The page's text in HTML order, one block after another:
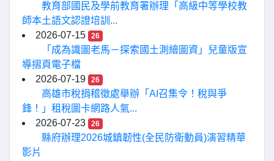
教育部國民及學前教育署辦理「高級中等學校教
師本土語文認證培訓...
2026-07-15
26
「成為識圖老馬－探索國土測繪圖資」兒童版宣
導摺頁電子檔
2026-07-19
26
高雄市稅捐稽徵處舉辦「AI召集令！稅與爭
鋒！」租稅圖卡網路人氣...
2026-07-23
26
縣府辦理2026城鎮韌性(全民防衛動員)演習精華
影片